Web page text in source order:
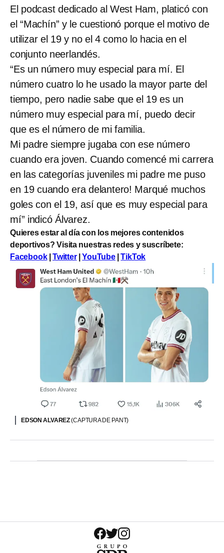
El podcast dedicado al West Ham, platicó con
el “Machín” y le cuestionó porque el motivo de
utilizar el 19 y no el 4 como lo hacia en el
conjunto neerlandés.
“Es un número muy especial para mí. El
número cuatro lo he usado la mayor parte del
tiempo, pero nadie sabe que el 19 es un
número muy especial para mí, puedo decir
que es el número de mi familia.
Mi padre siempre jugaba con ese número
cuando era joven. Cuando comencé mi carrera
en las categorías juveniles mi padre me puso
en 19 cuando era delantero! Marqué muchos
goles con el 19, así que es muy especial para
mí” indicó Álvarez.
Quieres estar al día con los mejores contenidos
deportivos? Visita nuestras redes y suscríbete:
Facebook|Twitter|YouTube|TikTok
EDSON ALVAREZ(CAPTURA DE PANT)